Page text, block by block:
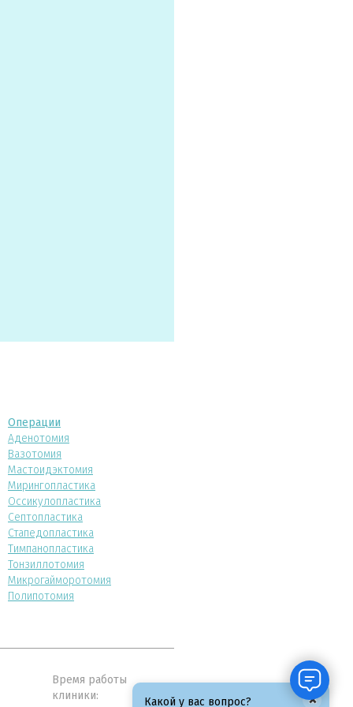
Операции
Аденотомия
Вазотомия
Мастоидэктомия
Мирингопластика
Оссикулопластика
Септопластика
Стапедопластика
Тимпанопластика
Тонзиллотомия
Микрогайморотомия
Полипотомия
Время работы
клиники:
Какой у вас вопрос? ×